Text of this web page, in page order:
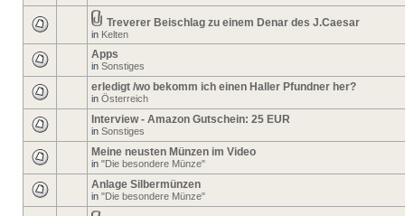
Treverer Beischlag zu einem Denar des J.Caesar
in Kelten
Apps
in Sonstiges
erledigt /wo bekomm ich einen Haller Pfundner her?
in Österreich
Interview - Amazon Gutschein: 25 EUR
in Sonstiges
Meine neusten Münzen im Video
in "Die besondere Münze"
Anlage Silbermünzen
in "Die besondere Münze"